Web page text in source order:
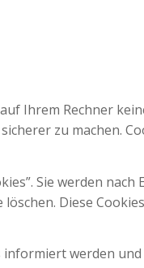
Ihrem Rechner
zu machen.
Sie werden nach
Diese
werden